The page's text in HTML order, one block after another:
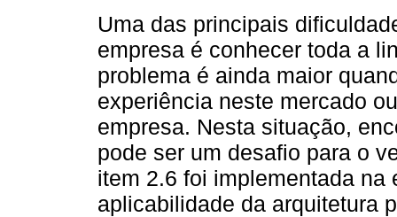
Uma das principais
empresa é conhecer toda a
problema é ainda maior
experiência neste mercado
empresa. Nesta situação,
pode ser um desafio para o
item 2.6 foi implementada na
aplicabilidade da arquitetura